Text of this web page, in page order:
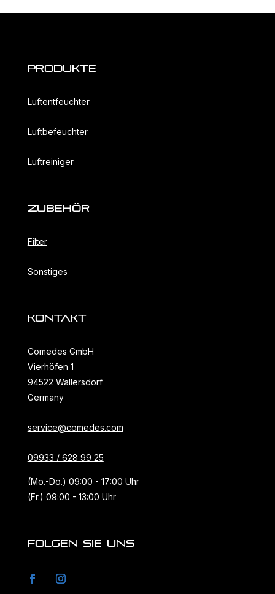
Produkte
Luftentfeuchter
Luftbefeuchter
Luftreiniger
ZubehöR
Filter
Sonstiges
KONTAKT
Comedes GmbH
Vierhöfen 1
94522 Wallersdorf
Germany
service@comedes.com
09933 / 628 99 25
(Mo.-Do.) 09:00 - 17:00 Uhr
(Fr.) 09:00 - 13:00 Uhr
FOLGEN SIE UNS